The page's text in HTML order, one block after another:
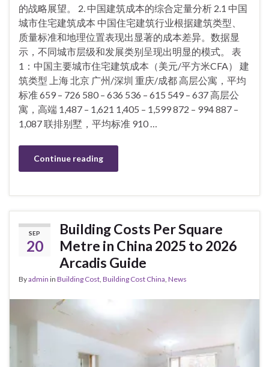
的战略展望。 2. 中国建筑成本的综合定量分析 2.1 中国
城市住宅建筑成本 中国住宅建筑行业根据建筑类型、
质量标准和地理位置表现出显著的成本差异。数据显
示，不同城市层级和发展类别呈现出明显的模式。 表
1：中国主要城市住宅建筑成本（美元/平方米CFA） 建
筑类型 上海 北京 广州/深圳 重庆/成都 高层公寓，平均
标准 659 – 726 580 – 636 536 – 615 549 – 637 高层公
寓，高端 1,487 – 1,621 1,405 – 1,599 872 – 994 887 –
1,087 联排别墅，平均标准 910 …
Continue reading
SEP
20
Building Costs Per Square
Metre in China 2025 to 2026
Arcadis Guide
Byadmin in Building Cost Building Cost China News